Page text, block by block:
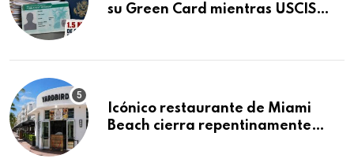
su Green Card mientras USCIS
Icónico restaurante de Miami
Beach cierra repentinamente